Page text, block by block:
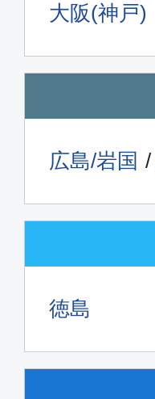
大阪(神戸)
広島/岩国
徳島